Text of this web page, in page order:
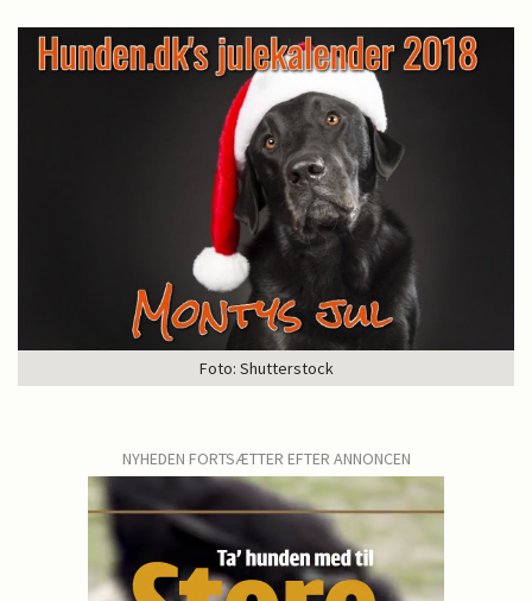
Foto: Shutterstock
NYHEDEN FORTSÆTTER EFTER ANNONCEN